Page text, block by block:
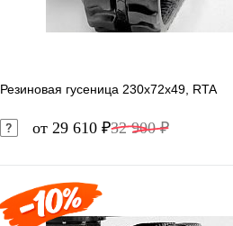
Резиновая гусеница 230x72x49, RTA
от 29 610 ₽32 900 ₽